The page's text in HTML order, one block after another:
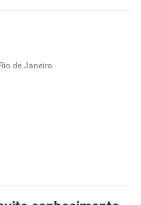
de Janeiro